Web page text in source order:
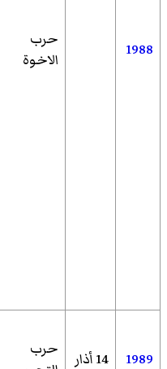
1988
حرب
الاخوة
1989 14 أذار
حرب